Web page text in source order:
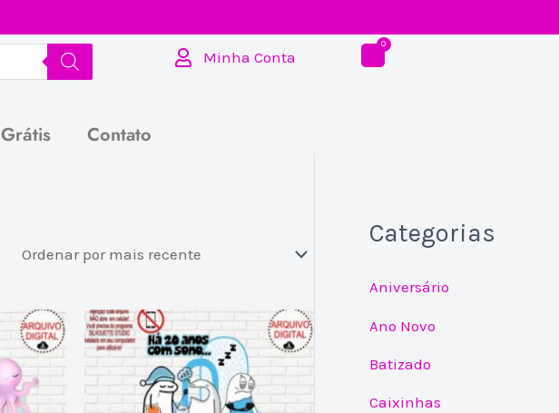
Minha Conta
Grátis Contato
Categorias
Aniversário
Ano Novo
Batizado
Caixinhas